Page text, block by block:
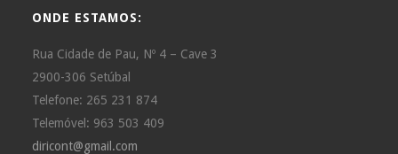
ONDE ESTAMOS:
Rua Cidade de Pau, Nº 4 – Cave 3
2900-306 Setúbal
Telefone: 265 231 874
Telemóvel: 963 503 409
diricont@gmail.com